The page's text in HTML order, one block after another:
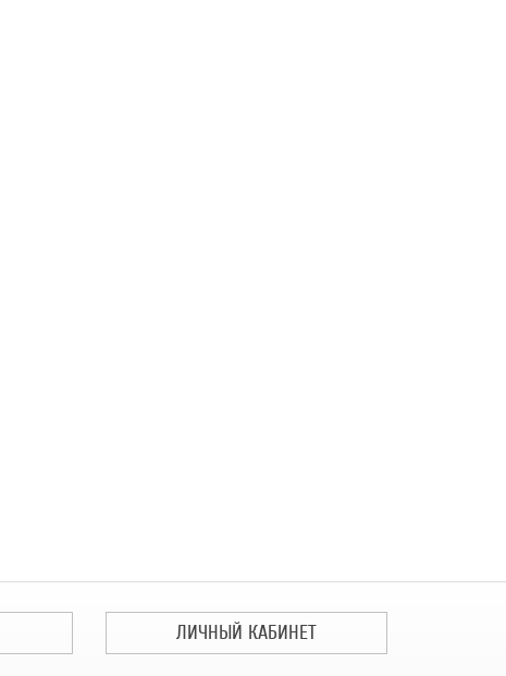
ЛИЧНЫЙ КАБИНЕТ